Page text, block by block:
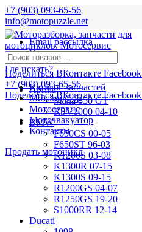
+7 (903) 093-65-56
info@motopuzzle.net
Email рассылка
Новости
Поделиться ВКонтакте Facebook
+7 (903) 093-65-56
Поделиться ВКонтакте Facebook
Где искать?
Aprilia
Mana 850 GT
RSV1000 04-10
BMW
F650CS 00-05
F650ST 96-03
K1200S 03-08
K1300R 07-15
K1300S 09-15
R1200GS 04-07
R1250GS 19-20
S1000RR 12-14
Ducati
Каталог запчастей
Мотоподбор
Мотосервис
Мотоэвакуатор
Контакты
Продать мотоцикл